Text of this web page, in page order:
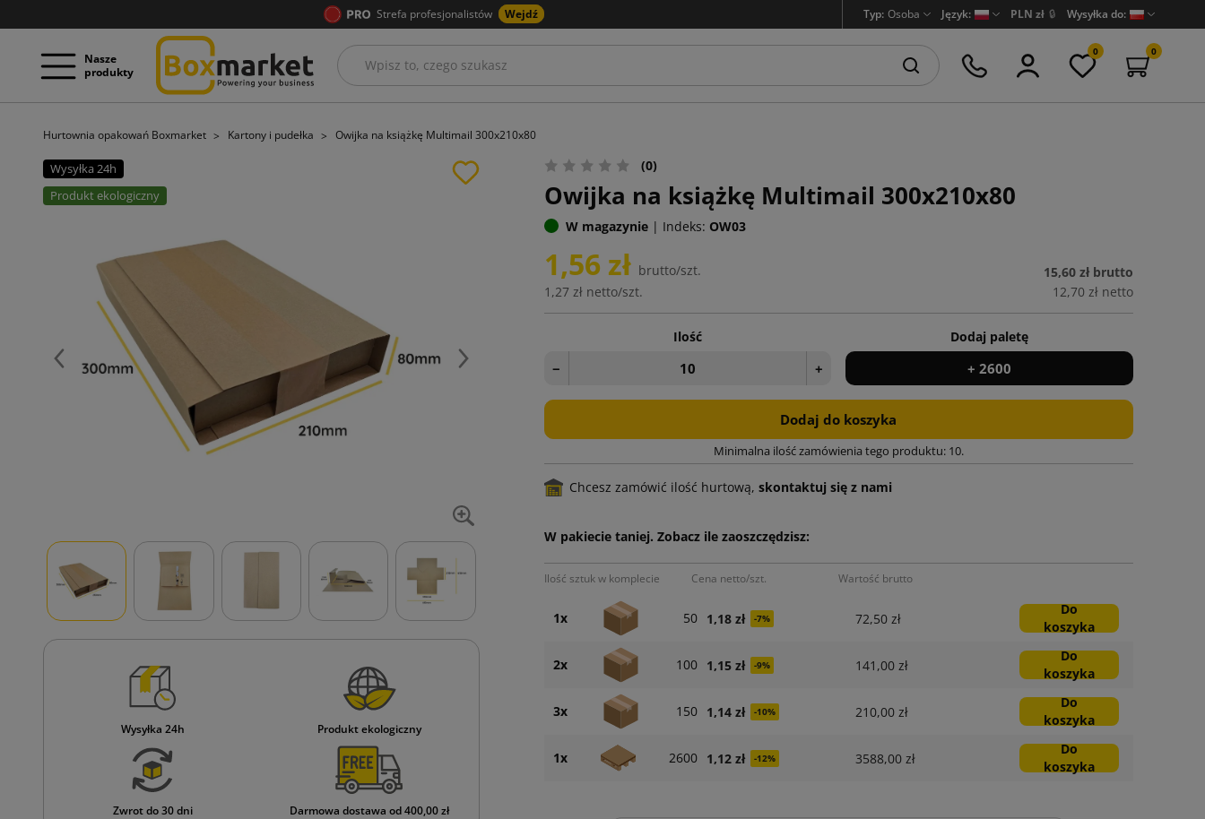
Strefa profesjonalistów Wejdź Typ: Osoba Język: PLN zł 🔒 Wysyłka do:
Nasze
produkty
0 0
Hurtownia opakowań Boxmarket Kartony i pudełka Owijka na książkę Multimail 300x210x80
Wysyłka 24h
Produkt ekologiczny
Poprzedni Następny
Wysyłka 24h Produkt ekologiczny
Zwrot do 30 dni Darmowa dostawa od 400,00 zł
(0)
Owijka na książkę Multimail 300x210x80
W magazynie| Indeks: OW03
1,56 zł brutto/szt.
1,27 zł netto/szt.
15,60 zł brutto
12,70 zł netto
Ilość
− +
Dodaj paletę
+ 2600
Dodaj do koszyka
Minimalna ilość zamówienia tego produktu: 10.
Chcesz zamówić ilość hurtową, skontaktuj się z nami
W pakiecie taniej. Zobacz ile zaoszczędzisz:
Ilość sztuk w komplecie Cena netto/szt. Wartość brutto
1x 50 1,18 zł -7% 72,50 zł
Do
koszyka
2x 100 1,15 zł -9% 141,00 zł
Do
koszyka
3x 150 1,14 zł -10% 210,00 zł
Do
koszyka
1x 2600 1,12 zł -12% 3588,00 zł
Do
koszyka